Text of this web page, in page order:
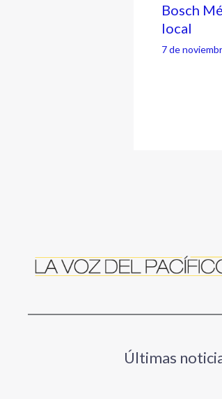
Bosch
local
7 de
Últimas